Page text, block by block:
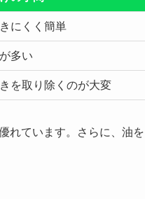
にくく簡単
多い
を取り除くのが大変
れています。さらに、油を